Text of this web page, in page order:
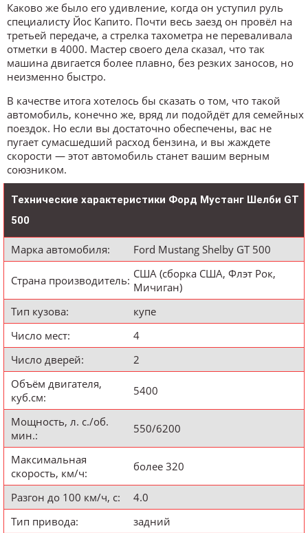
Каково же было его удивление, когда он уступил руль
специалисту Йос Капито. Почти весь заезд он провёл на
третьей передаче, а стрелка тахометра не переваливала
отметки в 4000. Мастер своего дела сказал, что так
машина двигается более плавно, без резких заносов, но
неизменно быстро.
В качестве итога хотелось бы сказать о том, что такой
автомобиль, конечно же, вряд ли подойдёт для семейных
поездок. Но если вы достаточно обеспечены, вас не
пугает сумасшедший расход бензина, и вы жаждете
скорости — этот автомобиль станет вашим верным
союзником.
Технические характеристики Форд Мустанг Шелби GT
500
Марка автомобиля: Ford Mustang Shelby GT 500
Страна производитель: CША (сборка США, Флэт Рок,
Мичиган)
Тип кузова:
купе
Число мест:
4
Число дверей:
2
Объём двигателя,
куб.см:
5400
Мощность, л. с./об.
мин.:
550/6200
Максимальная
скорость, км/ч:
более 320
Разгон до 100 км/ч, с:
4.0
Тип привода:
задний